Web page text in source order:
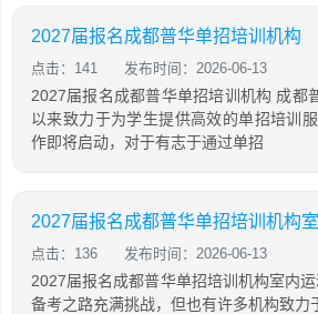
2027届报名成都普华单招培训机构
点击：141 发布时间：2026-06-13
2027届报名成都普华单招培训机构 成都
以来致力于为学生提供高效的单招培训
作即将启动，对于有志于通过单招
2027届报名成都普华单招培训机构
点击：136 发布时间：2026-06-13
2027届报名成都普华单招培训机构室内
备考之路充满挑战，但也有许多机构致力